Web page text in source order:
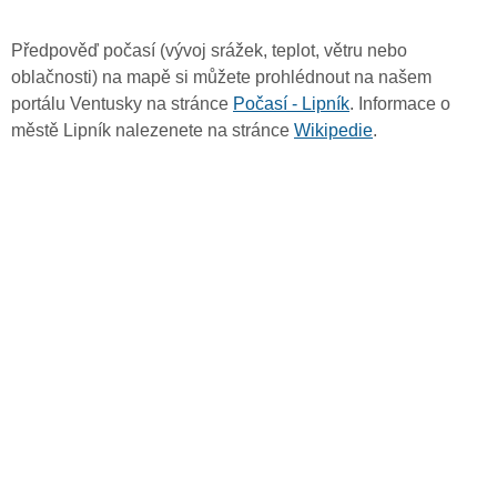
Předpověď počasí (vývoj srážek, teplot, větru nebo
oblačnosti) na mapě si můžete prohlédnout na našem
portálu Ventusky na stránce Počasí - Lipník. Informace o
městě Lipník nalezenete na stránce Wikipedie.